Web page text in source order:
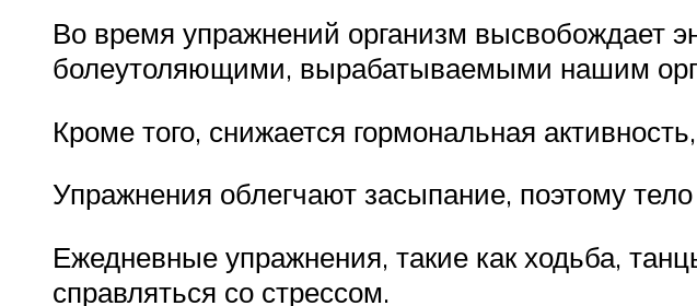
Во время упражнений организм высвобождает
болеутоляющими, вырабатываемыми нашим
Кроме того, снижается гормональная
Упражнения облегчают засыпание, поэтому
Ежедневные упражнения, такие как ходьба,
справляться со стрессом.